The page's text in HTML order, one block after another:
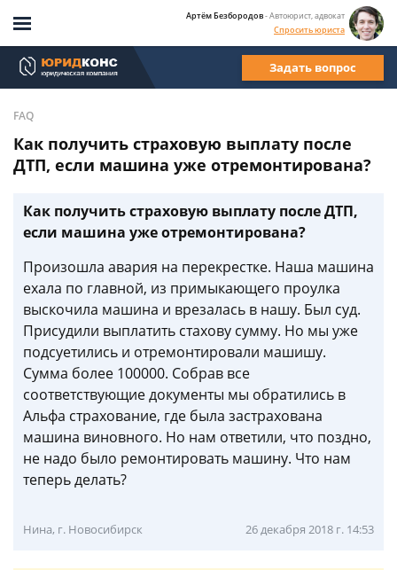
Артём Безбородов- Автоюрист, адвокат
Спросить юриста
Задать вопрос
FAQ
Как получить страховую выплату после
ДТП, если машина уже отремонтирована?
Как получить страховую выплату после ДТП,
если машина уже отремонтирована?
Произошла авария на перекрестке. Наша машина
ехала по главной, из примыкающего проулка
выскочила машина и врезалась в нашу. Был суд.
Присудили выплатить стахову сумму. Но мы уже
подсуетились и отремонтировали машишу.
Сумма более 100000. Собрав все
соответствующие документы мы обратились в
Альфа страхование, где была застрахована
машина виновного. Но нам ответили, что поздно,
не надо было ремонтировать машину. Что нам
теперь делать?
Нина, г. Новосибирск 26 декабря 2018 г. 14:53